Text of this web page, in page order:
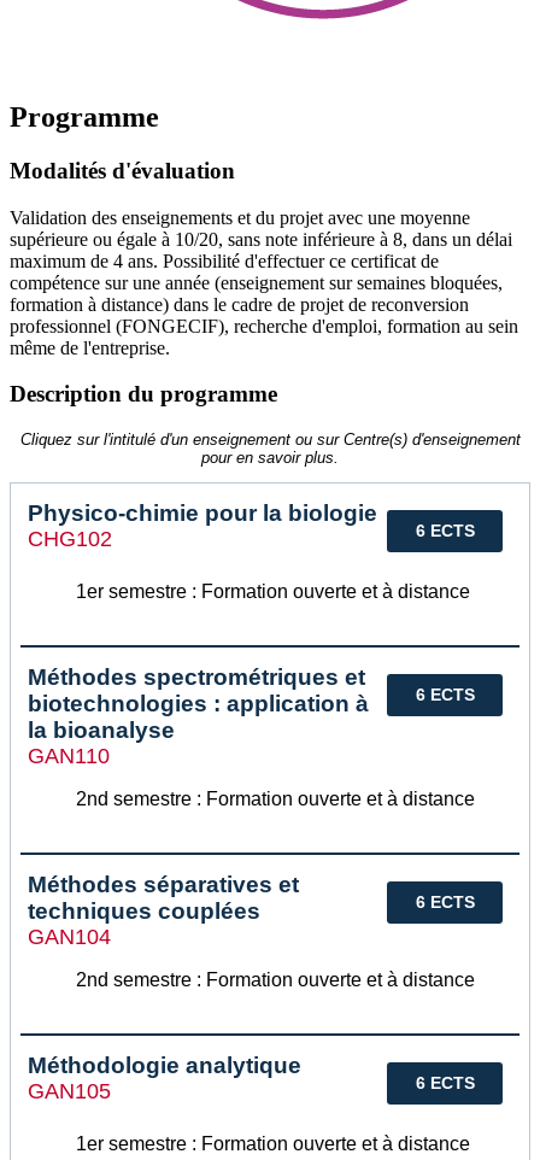
Programme
Modalités d'évaluation
Validation des enseignements et du projet avec une moyenne
supérieure ou égale à 10/20, sans note inférieure à 8, dans un délai
maximum de 4 ans. Possibilité d'effectuer ce certificat de
compétence sur une année (enseignement sur semaines bloquées,
formation à distance) dans le cadre de projet de reconversion
professionnel (FONGECIF), recherche d'emploi, formation au sein
même de l'entreprise.
Description du programme
Cliquez sur l'intitulé d'un enseignement ou sur Centre(s) d'enseignement
pour en savoir plus.
6 ECTS
Physico-chimie pour la biologie
CHG102
1er semestre : Formation ouverte et à distance
6 ECTS
Méthodes spectrométriques et
biotechnologies : application à
la bioanalyse
GAN110
2nd semestre : Formation ouverte et à distance
6 ECTS
Méthodes séparatives et
techniques couplées
GAN104
2nd semestre : Formation ouverte et à distance
6 ECTS
Méthodologie analytique
GAN105
1er semestre : Formation ouverte et à distance